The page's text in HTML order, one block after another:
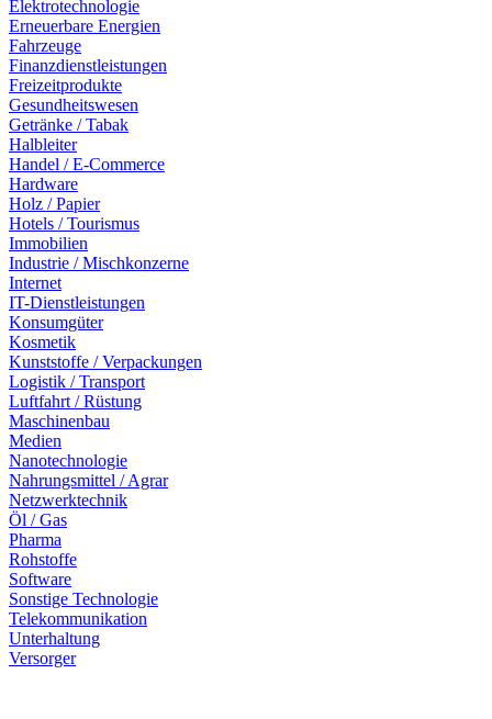
Elektrotechnologie
Erneuerbare Energien
Fahrzeuge
Finanzdienstleistungen
Freizeitprodukte
Gesundheitswesen
Getränke / Tabak
Halbleiter
Handel / E-Commerce
Hardware
Holz / Papier
Hotels / Tourismus
Immobilien
Industrie / Mischkonzerne
Internet
IT-Dienstleistungen
Konsumgüter
Kosmetik
Kunststoffe / Verpackungen
Logistik / Transport
Luftfahrt / Rüstung
Maschinenbau
Medien
Nanotechnologie
Nahrungsmittel / Agrar
Netzwerktechnik
Öl / Gas
Pharma
Rohstoffe
Software
Sonstige Technologie
Telekommunikation
Unterhaltung
Versorger